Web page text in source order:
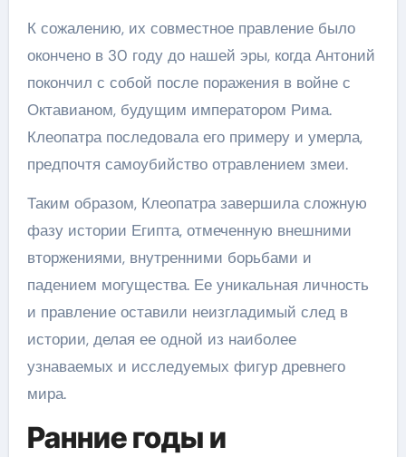
К сожалению, их совместное правление было
окончено в 30 году до нашей эры, когда Антоний
покончил с собой после поражения в войне с
Октавианом, будущим императором Рима.
Клеопатра последовала его примеру и умерла,
предпочтя самоубийство отравлением змеи.
Таким образом, Клеопатра завершила сложную
фазу истории Египта, отмеченную внешними
вторжениями, внутренними борьбами и
падением могущества. Ее уникальная личность
и правление оставили неизгладимый след в
истории, делая ее одной из наиболее
узнаваемых и исследуемых фигур древнего
мира.
Ранние годы и